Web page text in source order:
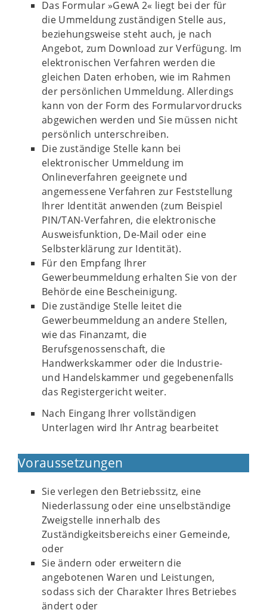
Das Formular »GewA 2« liegt bei der für
die Ummeldung zuständigen Stelle aus,
beziehungsweise steht auch, je nach
Angebot, zum Download zur Verfügung. Im
elektronischen Verfahren werden die
gleichen Daten erhoben, wie im Rahmen
der persönlichen Ummeldung. Allerdings
kann von der Form des Formularvordrucks
abgewichen werden und Sie müssen nicht
persönlich unterschreiben.
Die zuständige Stelle kann bei
elektronischer Ummeldung im
Onlineverfahren geeignete und
angemessene Verfahren zur Feststellung
Ihrer Identität anwenden (zum Beispiel
PIN/TAN-Verfahren, die elektronische
Ausweisfunktion, De-Mail oder eine
Selbsterklärung zur Identität).
Für den Empfang Ihrer
Gewerbeummeldung erhalten Sie von der
Behörde eine Bescheinigung.
Die zuständige Stelle leitet die
Gewerbeummeldung an andere Stellen,
wie das Finanzamt, die
Berufsgenossenschaft, die
Handwerkskammer oder die Industrie-
und Handelskammer und gegebenenfalls
das Registergericht weiter.
Nach Eingang Ihrer vollständigen
Unterlagen wird Ihr Antrag bearbeitet
Voraussetzungen
Sie verlegen den Betriebssitz, eine
Niederlassung oder eine unselbständige
Zweigstelle innerhalb des
Zuständigkeitsbereichs einer Gemeinde,
oder
Sie ändern oder erweitern die
angebotenen Waren und Leistungen,
sodass sich der Charakter Ihres Betriebes
ändert oder